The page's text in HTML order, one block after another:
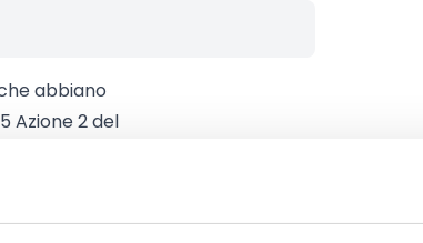
abbiano
Azione 2 del
a ciclo